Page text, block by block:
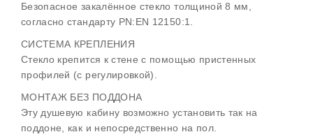
Безопасное закалённое стекло толщиной 8 мм,
согласно стандарту PN:EN 12150:1.
СИСТЕМА КРЕПЛЕНИЯ
Стекло крепится к стене с помощью пристенных
профилей (с регулировкой).
МОНТАЖ БЕЗ ПОДДОНА
Эту душевую кабину возможно установить так на
поддоне, как и непосредственно на пол.